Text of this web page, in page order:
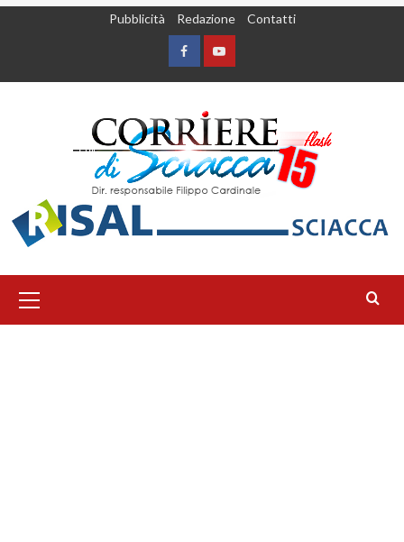
Pubblicità Redazione Contatti
FacebookYountube
principale